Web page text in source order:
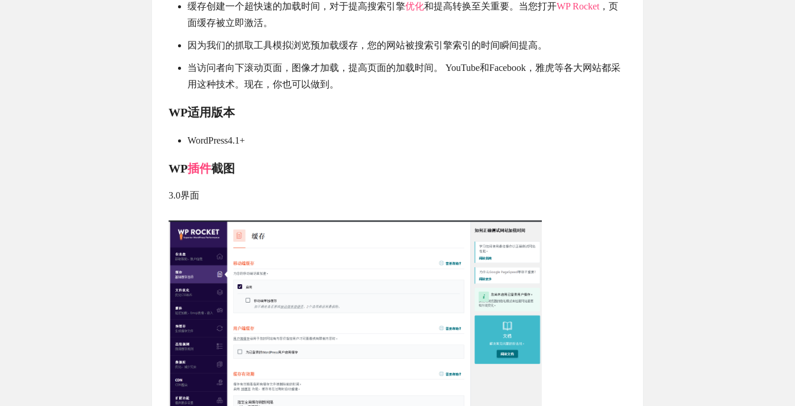
缓存创建一个超快速的加载时间，对于提高搜索引擎优化和提高转换至关重要。当您打开WP Rocket ，页
面缓存被立即激活。
因为我们的抓取工具模拟浏览预加载缓存，您的网站被搜索引擎索引的时间瞬间提高。
当访问者向下滚动页面，图像才加载，提高页面的加载时间。 YouTube和Facebook，雅虎等各大网站都采
用这种技术。现在，你也可以做到。
WP适用版本
WordPress4.1+
WP插件截图
3.0界面